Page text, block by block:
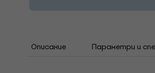
Описание Параметри и